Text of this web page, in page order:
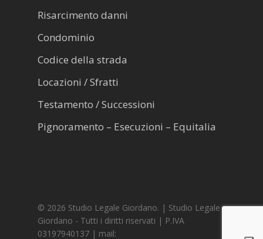
Risarcimento danni
Condominio
Codice della strada
Locazioni / Sfratti
Testamento / Successioni
Pignoramento – Esecuzioni – Equitalia
© 2026 Studio Legale Giordano. | Studio Legale
Giordano - Tutti i diritti riservati | P.IVA
03197940137 | mail: